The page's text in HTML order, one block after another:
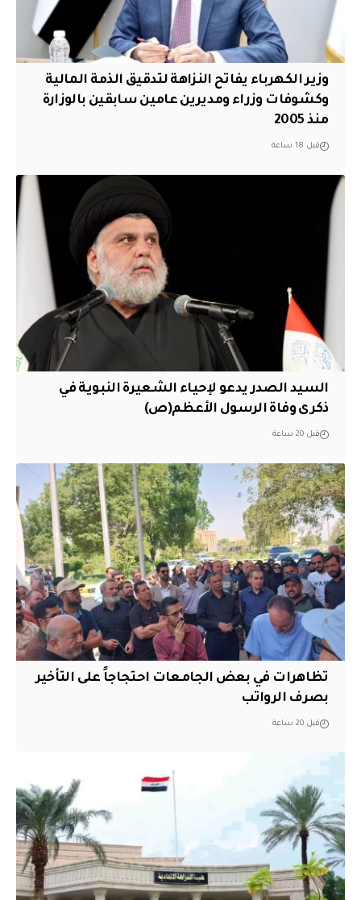
وزير الكهرباء يفاتح النزاهة لتدقيق الذمة المالية
وكشوفات وزراء ومديرين عامين سابقين بالوزارة
منذ 2005
قبل 18 ساعة
السيد الصدر يدعو لإحياء الشعيرة النبوية في
ذكرى وفاة الرسول الأعظم(ص)
قبل 20 ساعة
تظاهرات في بعض الجامعات احتجاجاً على التأخير
بصرف الرواتب
قبل 20 ساعة